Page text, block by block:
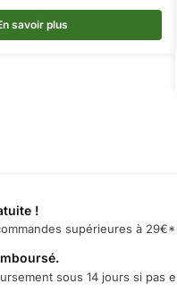
savoir plus
!
supérieures à 29€*
sous 14 jours si pas